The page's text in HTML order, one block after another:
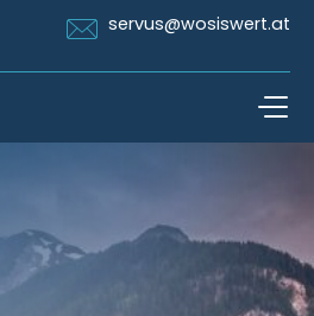
Icon Email
servus@wosiswert.at